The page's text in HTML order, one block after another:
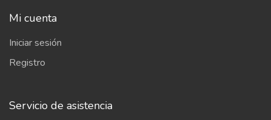
Mi cuenta
Iniciar sesión
Registro
Servicio de asistencia